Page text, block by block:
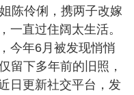
陈伶俐，携两子改嫁
一直过住阔太生活。
今年6月被发现悄悄
留下多年前的旧照，
日更新社交平台，发